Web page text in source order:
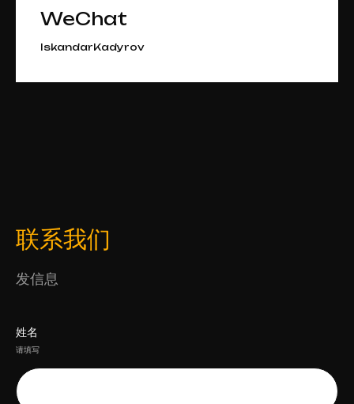
WeChat
IskandarKadyrov
联系我们
发信息
姓名
请填写